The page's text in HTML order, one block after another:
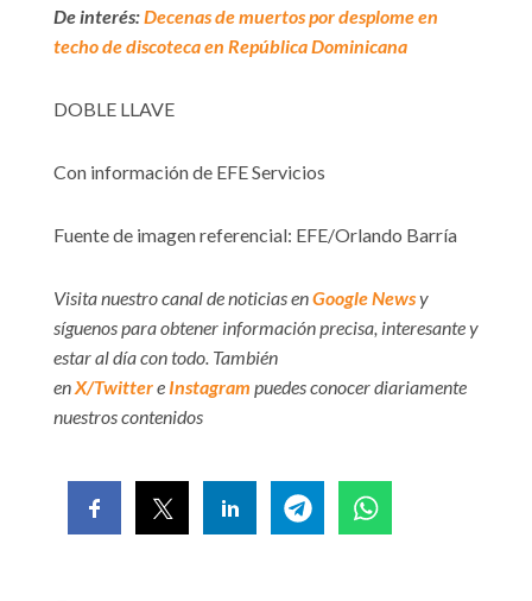
De interés:Decenas de muertos por desplome en
techo de discoteca en República Dominicana
DOBLE LLAVE
Con información de EFE Servicios
Fuente de imagen referencial: EFE/Orlando Barría
Visita nuestro canal de noticias enGoogle Newsy
síguenos para obtener información precisa, interesante y
estar al día con todo. También
enX/Twittere Instagram puedes conocer diariamente
nuestros contenidos